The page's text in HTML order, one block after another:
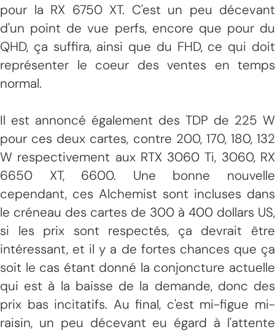
pour la RX 6750 XT. C'est un peu décevant
d'un point de vue perfs, encore que pour du
QHD, ça suffira, ainsi que du FHD, ce qui doit
représenter le coeur des ventes en temps
normal.
Il est annoncé également des TDP de 225 W
pour ces deux cartes, contre 200, 170, 180, 132
W respectivement aux RTX 3060 Ti, 3060, RX
6650 XT, 6600. Une bonne nouvelle
cependant, ces Alchemist sont incluses dans
le créneau des cartes de 300 à 400 dollars US,
si les prix sont respectés, ça devrait être
intéressant, et il y a de fortes chances que ça
soit le cas étant donné la conjoncture actuelle
qui est à la baisse de la demande, donc des
prix bas incitatifs. Au final, c'est mi-figue mi-
raisin, un peu décevant eu égard à l'attente